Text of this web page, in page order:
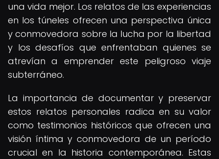
una vida mejor. Los relatos de las experiencias
en los túneles ofrecen una perspectiva única
y conmovedora sobre la lucha por la libertad
y los desafíos que enfrentaban quienes se
atrevían a emprender este peligroso viaje
subterráneo.
La importancia de documentar y preservar
estos relatos personales radica en su valor
como testimonios históricos que ofrecen una
visión íntima y conmovedora de un período
crucial en la historia contemporánea. Estas